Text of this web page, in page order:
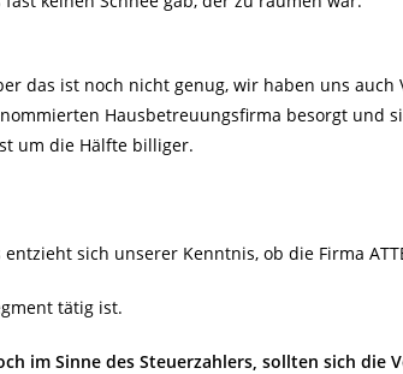
das ist noch nicht genug, wir haben uns
Hausbetreuungsfirma besorgt und
um die Hälfte billiger.
entzieht sich unserer Kenntnis, ob die Firma
tätig ist.
im Sinne des Steuerzahlers, sollten sich die